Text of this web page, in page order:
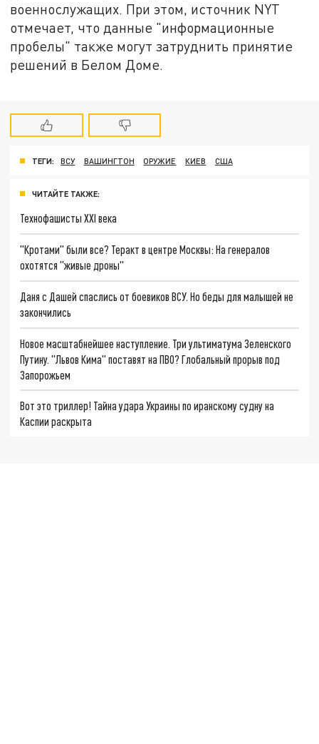
военнослужащих. При этом, источник NYT
отмечает, что данные "информационные
пробелы" также могут затруднить принятие
решений в Белом Доме.
ТЕГИ: ВСУ ВАШИНГТОН ОРУЖИЕ КИЕВ США
ЧИТАЙТЕ ТАКЖЕ:
Технофашисты XXI века
"Кротами" были все? Теракт в центре Москвы: На генералов
охотятся "живые дроны"
Даня с Дашей спаслись от боевиков ВСУ. Но беды для малышей не
закончились
Новое масштабнейшее наступление. Три ультиматума Зеленского
Путину. "Львов Кима" поставят на ПВО? Глобальный прорыв под
Запорожьем
Вот это триллер! Тайна удара Украины по иранскому судну на
Каспии раскрыта